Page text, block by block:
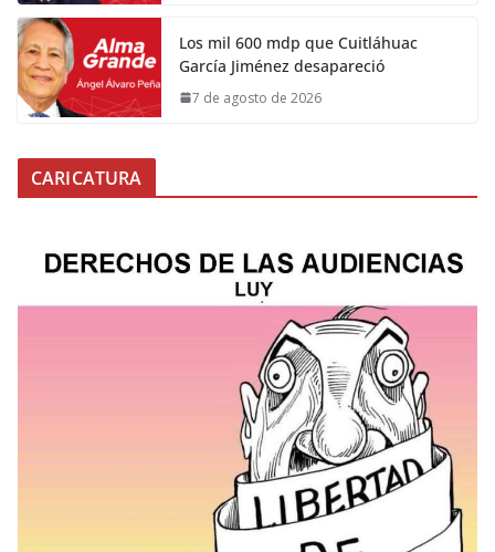
Los mil 600 mdp que Cuitláhuac
García Jiménez desapareció
7 de agosto de 2026
CARICATURA